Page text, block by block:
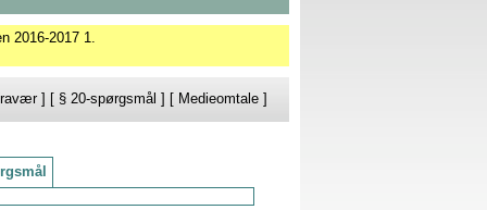
2016-2017 1.
] [ § 20-spørgsmål ] [ Medieomtale ]